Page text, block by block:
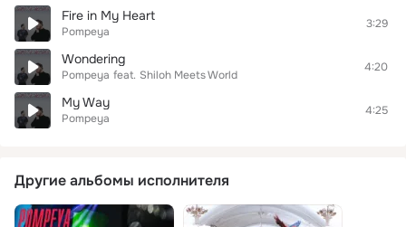
Fire in My Heart
Pompeya
3:29
Wondering
Pompeya feat. Shiloh Meets World
4:20
My Way
Pompeya
4:25
Другие альбомы исполнителя